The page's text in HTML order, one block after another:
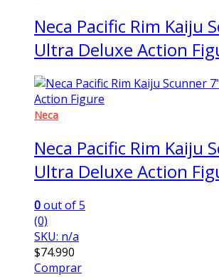
Neca Pacific Rim Kaiju
Ultra Deluxe Action
Neca
Neca Pacific Rim Kaiju
Ultra Deluxe Action
0out of 5
(0)
SKU: n/a
$74.990
Comprar